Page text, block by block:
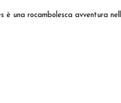
è una rocambolesca avventura